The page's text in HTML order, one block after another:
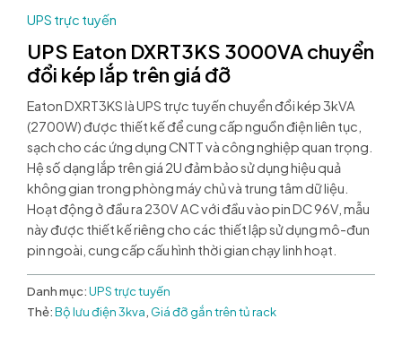
UPS trực tuyến
UPS Eaton DXRT3KS 3000VA chuyển
đổi kép lắp trên giá đỡ
Eaton DXRT3KS là UPS trực tuyến chuyển đổi kép 3kVA
(2700W) được thiết kế để cung cấp nguồn điện liên tục,
sạch cho các ứng dụng CNTT và công nghiệp quan trọng.
Hệ số dạng lắp trên giá 2U đảm bảo sử dụng hiệu quả
không gian trong phòng máy chủ và trung tâm dữ liệu.
Hoạt động ở đầu ra 230V AC với đầu vào pin DC 96V, mẫu
này được thiết kế riêng cho các thiết lập sử dụng mô-đun
pin ngoài, cung cấp cấu hình thời gian chạy linh hoạt.​
Danh mục:UPS trực tuyến
Thẻ:Bộ lưu điện 3kva, Giá đỡ gắn trên tủ rack